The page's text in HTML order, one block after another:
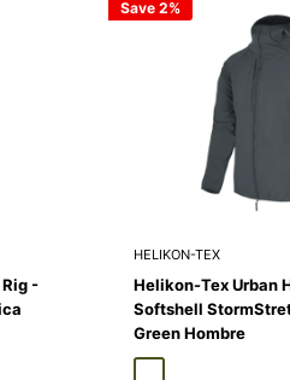
-
Save 2%
HELIKON-TEX
Helikon-Tex Urban
Softshell
Green Hombre